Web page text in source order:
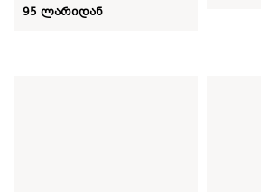
95 ლარიდან